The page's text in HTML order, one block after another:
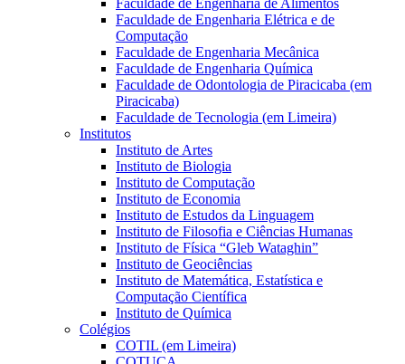
Faculdade de Engenharia Elétrica e de
Computação
Faculdade de Engenharia Mecânica
Faculdade de Engenharia Química
Faculdade de Odontologia de Piracicaba (em
Piracicaba)
Faculdade de Tecnologia (em Limeira)
Institutos
Instituto de Artes
Instituto de Biologia
Instituto de Computação
Instituto de Economia
Instituto de Estudos da Linguagem
Instituto de Filosofia e Ciências Humanas
Instituto de Física “Gleb Wataghin”
Instituto de Geociências
Instituto de Matemática, Estatística e
Computação Científica
Instituto de Química
Colégios
COTIL (em Limeira)